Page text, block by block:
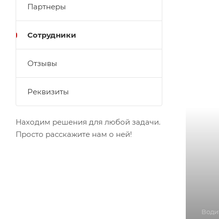
Партнеры
Сотрудники
Отзывы
Реквизиты
Находим решения для любой задачи.
Просто расскажите нам о ней!